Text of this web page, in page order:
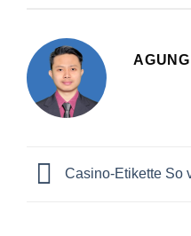
Casino-Etikette So